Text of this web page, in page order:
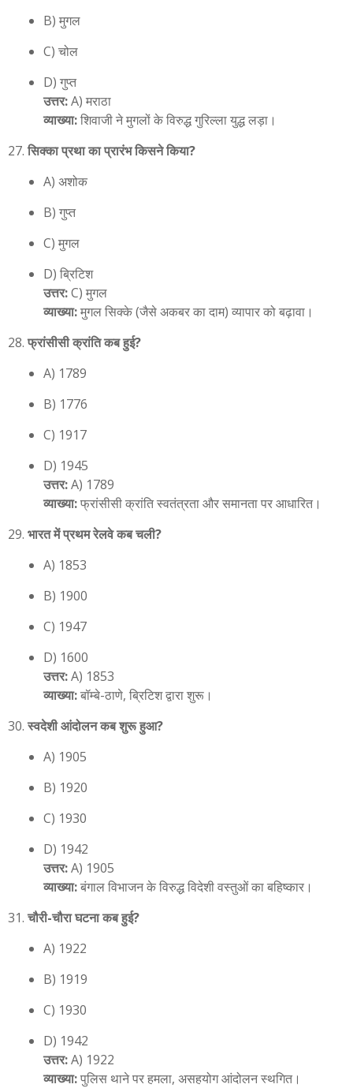
B) मुगल
C) चोल
D) गुप्त
उत्तर:A) मराठा
व्याख्या:शिवाजी ने मुगलों के विरुद्ध गुरिल्ला युद्ध लड़ा।
सिक्का प्रथा का प्रारंभ किसने किया?
A) अशोक
B) गुप्त
C) मुगल
D) ब्रिटिश
उत्तर:C) मुगल
व्याख्या:मुगल सिक्के (जैसे अकबर का दाम) व्यापार को बढ़ावा।
फ्रांसीसी क्रांति कब हुई?
A) 1789
B) 1776
C) 1917
D) 1945
उत्तर:A) 1789
व्याख्या:फ्रांसीसी क्रांति स्वतंत्रता और समानता पर आधारित।
भारत में प्रथम रेलवे कब चली?
A) 1853
B) 1900
C) 1947
D) 1600
उत्तर:A) 1853
व्याख्या:बॉम्बे-ठाणे, ब्रिटिश द्वारा शुरू।
स्वदेशी आंदोलन कब शुरू हुआ?
A) 1905
B) 1920
C) 1930
D) 1942
उत्तर:A) 1905
व्याख्या:बंगाल विभाजन के विरुद्ध विदेशी वस्तुओं का बहिष्कार।
चौरी-चौरा घटना कब हुई?
A) 1922
B) 1919
C) 1930
D) 1942
उत्तर:A) 1922
व्याख्या:पुलिस थाने पर हमला, असहयोग आंदोलन स्थगित।